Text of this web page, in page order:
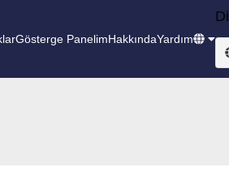
Gösterge PanelimHakkındaYardım
Dil